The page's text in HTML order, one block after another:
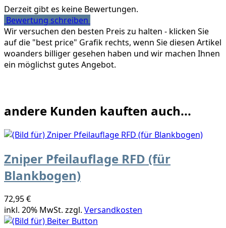
Derzeit gibt es keine Bewertungen.
Bewertung schreiben
Wir versuchen den besten Preis zu halten - klicken Sie
auf die "best price" Grafik rechts, wenn Sie diesen Artikel
woanders billiger gesehen haben und wir machen Ihnen
ein möglichst gutes Angebot.
andere Kunden kauften auch...
Zniper Pfeilauflage RFD (für
Blankbogen)
72,95 €
inkl. 20% MwSt. zzgl. Versandkosten